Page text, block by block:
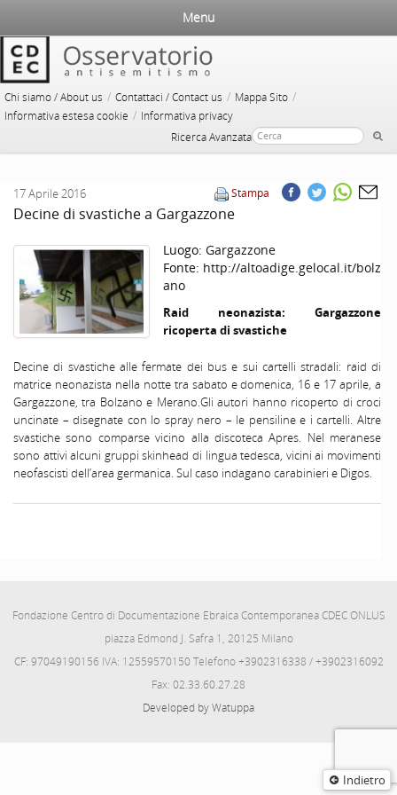
Chi siamo / About us / Contattaci / Contact us / Mappa Sito /
Informativa estesa cookie / Informativa privacy
Ricerca Avanzata
Menu
Indietro
Stampa
17 Aprile 2016
Decine di svastiche a Gargazzone
Luogo: Gargazzone
Fonte: http://altoadige.gelocal.it/bolz
ano
Raid neonazista: Gargazzone
ricoperta di svastiche
Decine di svastiche alle fermate dei bus e sui cartelli stradali: raid di
matrice neonazista nella notte tra sabato e domenica, 16 e 17 aprile, a
Gargazzone, tra Bolzano e Merano.Gli autori hanno ricoperto di croci
uncinate – disegnate con lo spray nero – le pensiline e i cartelli. Altre
svastiche sono comparse vicino alla discoteca Apres. Nel meranese
sono attivi alcuni gruppi skinhead di lingua tedesca, vicini ai movimenti
neofascisti dell’area germanica. Sul caso indagano carabinieri e Digos.
Fondazione Centro di Documentazione Ebraica Contemporanea CDEC ONLUS
piazza Edmond J. Safra 1, 20125 Milano
CF: 97049190156 IVA: 12559570150 Telefono +3902316338 / +3902316092
Fax: 02.33.60.27.28
Developed by Watuppa